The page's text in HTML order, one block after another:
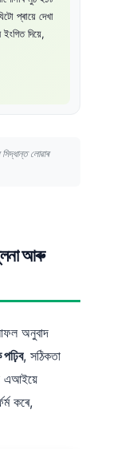
প্ৰায়ে দেখা
দিয়ে,
লোৱাৰ
আৰু
অনুবাদ
, সঠিকতা
এআইয়ে
কৰে,